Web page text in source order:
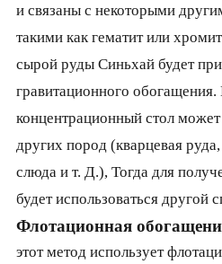
и связаны с некоторыми
такими как гематит или
сырой руды Синьхай будет
гравитационного
концентрационный стол
других пород (кварцевая
слюда и т. Д.), Тогда для
будет использоваться другой
Флотационная
этот метод использует